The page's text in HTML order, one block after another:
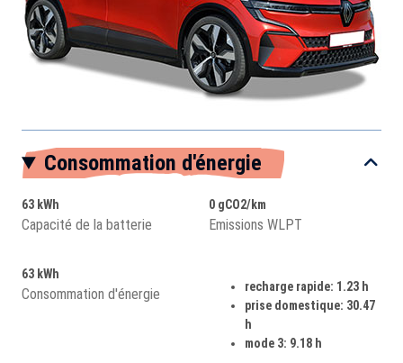
Consommation d'énergie
63 kWh
Capacité de la batterie
0 gCO2/km
Emissions WLPT
63 kWh
Consommation d'énergie
recharge rapide: 1.23 h
prise domestique: 30.47
h
mode 3: 9.18 h